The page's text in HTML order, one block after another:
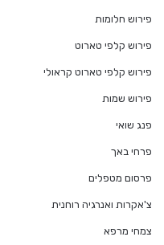
פירוש חלומות
פירוש קלפי טארוט
פירוש קלפי טארוט קראולי
פירוש שמות
פנג שואי
פרחי באך
פרסום מטפלים
צ'אקרות ואנרגיה רוחנית
צמחי מרפא